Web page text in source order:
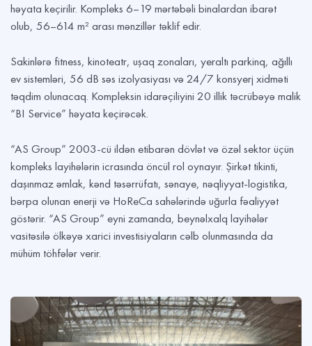
həyata keçirilir. Kompleks 6–19 mərtəbəli binalardan ibarət
olub, 56–614 m² arası mənzillər təklif edir.
Sakinlərə fitness, kinoteatr, uşaq zonaları, yeraltı parkinq, ağıllı
ev sistemləri, 56 dB səs izolyasiyası və 24/7 konsyerj xidməti
təqdim olunacaq. Kompleksin idarəçiliyini 20 illik təcrübəyə malik
“BI Service” həyata keçirəcək.
“AS Group” 2003-cü ildən etibarən dövlət və özəl sektor üçün
kompleks layihələrin icrasında öncül rol oynayır. Şirkət tikinti,
daşınmaz əmlak, kənd təsərrüfatı, sənaye, nəqliyyat-logistika,
bərpa olunan enerji və HoReCa sahələrində uğurla fəaliyyət
göstərir. “AS Group” eyni zamanda, beynəlxalq layihələr
vasitəsilə ölkəyə xarici investisiyaların cəlb olunmasında da
mühüm töhfələr verir.